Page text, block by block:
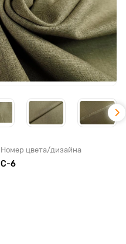
Номер цвета/дизайна
С-6